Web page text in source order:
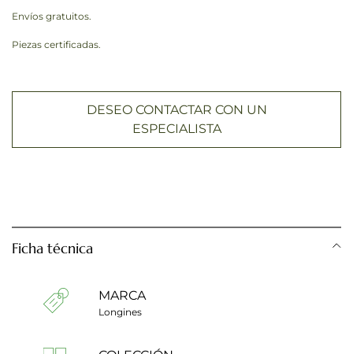
Envíos gratuitos.
Piezas certificadas.
DESEO CONTACTAR CON UN
ESPECIALISTA
Ficha técnica
MARCA
Longines